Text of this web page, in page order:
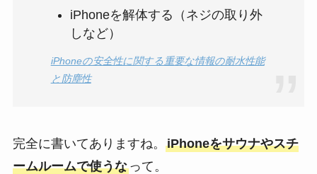
iPhoneを解体する（ネジの取り外
しなど）
iPhoneの安全性に関する重要な情報の耐水性能
と防塵性
完全に書いてありますね。 iPhoneをサウナやスチ
ームルームで使うなって。